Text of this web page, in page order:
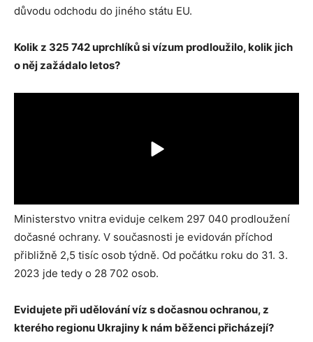
důvodu odchodu do jiného státu EU.
Kolik z 325 742 uprchlíků si vízum prodloužilo, kolik jich
o něj zažádalo letos?
Ministerstvo vnitra eviduje celkem 297 040 prodloužení
dočasné ochrany. V současnosti je evidován příchod
přibližně 2,5 tisíc osob týdně. Od počátku roku do 31. 3.
2023 jde tedy o 28 702 osob.
Evidujete při udělování víz s dočasnou ochranou, z
kterého regionu Ukrajiny k nám běženci přicházejí?